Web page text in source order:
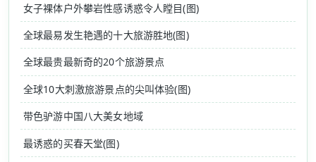
女子裸体户外攀岩性感诱惑令人瞠目(图)
全球最易发生艳遇的十大旅游胜地(图)
全球最贵最新奇的20个旅游景点
全球10大刺激旅游景点的尖叫体验(图)
带色驴游中国八大美女地域
最诱惑的买春天堂(图)